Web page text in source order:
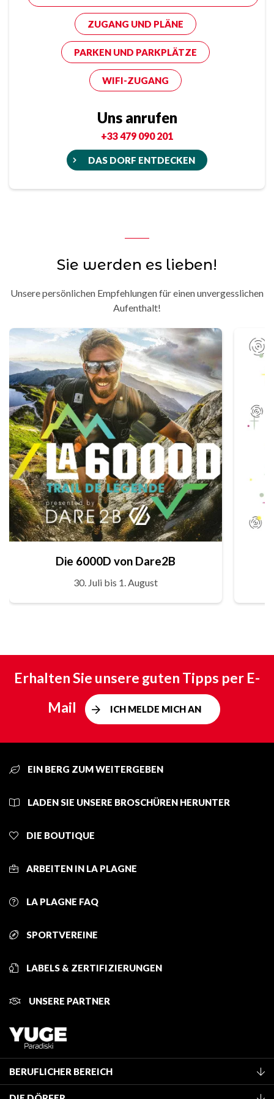
ZUGANG UND PLÄNE
PARKEN UND PARKPLÄTZE
WIFI-ZUGANG
Uns anrufen
+33 479 090 201
DAS DORF ENTDECKEN
Sie werden es lieben!
Unsere persönlichen Empfehlungen für einen unvergesslichen
Aufenthalt!
Die 6000D von Dare2B
30. Juli bis 1. August
Erhalten Sie unsere guten Tipps per E-
Mail
ICH MELDE MICH AN
EIN BERG ZUM WEITERGEBEN
LADEN SIE UNSERE BROSCHÜREN HERUNTER
DIE BOUTIQUE
ARBEITEN IN LA PLAGNE
LA PLAGNE FAQ
SPORTVEREINE
LABELS & ZERTIFIZIERUNGEN
UNSERE PARTNER
BERUFLICHER BEREICH
Mitglied des Fremdenverkehrsamtes werden